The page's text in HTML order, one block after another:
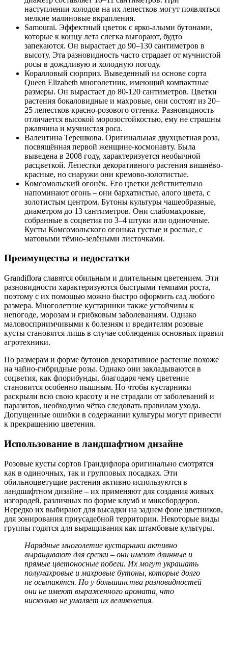
наступлении холодов на их лепестков могут появляться
мелкие малиновые вкрапления.
Samourai. Эффектный цветок с ярко-алыми бутонами,
которые к концу лета слегка выгорают, будто
запекаются. Он вырастает до 90–130 сантиметров в
высоту. Эта разновидность часто страдает от мучнистой
росы в дождливую и холодную погоду.
Коралловый сюрприз. Выведенный на основе сорта
Queen Elizabeth многолетник, имеющий компактные
размеры. Он вырастает до 80-120 сантиметров. Цветки
растения бокаловидные и махровые, они состоят из 20–
25 лепестков красно-розового оттенка. Разновидность
отличается высокой морозостойкостью, ему не страшны
ржавчина и мучнистая роса.
Валентина Терешкова. Оригинальная двухцветная роза,
посвящённая первой женщине-космонавту. Была
выведена в 2008 году, характеризуется необычной
расцветкой. Лепестки декоративного растения вишнёво-
красные, но снаружи они кремово-золотистые.
Комсомольский огонёк. Его цветки действительно
напоминают огонь – они бархатистые, алого цвета, с
золотистым центром. Бутоны культуры чашеобразные,
диаметром до 13 сантиметров. Они слабомахровые,
собранные в соцветия по 3–4 штуки или одиночные.
Кусты Комсомольского огонька густые и рослые, с
матовыми тёмно-зелёными листочками.
Преимущества и недостатки
Grandiflora славятся обильным и длительным цветением. Эти
разновидности характеризуются быстрыми темпами роста,
поэтому с их помощью можно быстро оформить сад любого
размера. Многолетние кустарники также устойчивы к
непогоде, морозам и грибковым заболеваниям. Однако
маловосприимчивыми к болезням и вредителям розовые
кусты становятся лишь в случае соблюдения основных правил
агротехники.
По размерам и форме бутонов декоративное растение похоже
на чайно-гибридные розы. Однако они закладываются в
соцветия, как флорибунды, благодаря чему цветение
становится особенно пышным. Но чтобы кустарники
раскрыли всю свою красоту и не страдали от заболеваний и
паразитов, необходимо чётко следовать правилам ухода.
Допущенные ошибки в содержании культуры могут привести
к прекращению цветения.
Использование в ландшафтном дизайне
Розовые кусты сортов Грандифлора оригинально смотрятся
как в одиночных, так и групповых посадках. Эти
обильноцветущие растения активно используются в
ландшафтном дизайне – их применяют для создания живых
изгородей, различных по форме клумб и миксбордеров.
Нередко их выбирают для высадки на заднем фоне цветников,
для зонирования приусадебной территории. Некоторые виды
группы годятся для выращивания как штамбовые культуры.
Нарядные многолетие кустарники активно
выращивают для срезки – они имеют длинные и
прямые цветоносные побеги. Их могут украшать
полумахровые и махровые бутоны, которые долго
не осыпаются. Но у большинства разновидностей
они не имеют выраженного аромата, что
нисколько не умаляет их великолепия.